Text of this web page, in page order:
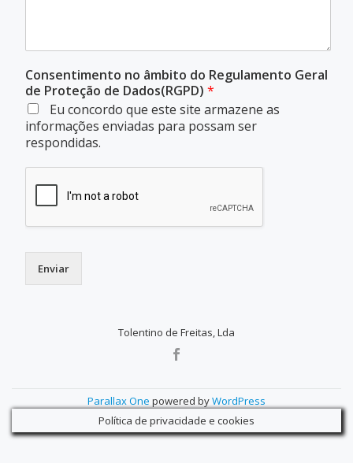
Consentimento no âmbito do Regulamento Geral
de Proteção de Dados(RGPD) *
Eu concordo que este site armazene as
informações enviadas para possam ser
respondidas.
Enviar
Tolentino de Freitas, Lda
Parallax One powered byWordPress
Política de privacidade e cookies